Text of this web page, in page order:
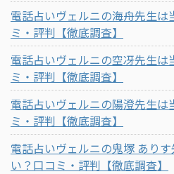
電話占いヴェルニの海舟先生は
ミ・評判【徹底調査】
電話占いヴェルニの空冴先生は
ミ・評判【徹底調査】
電話占いヴェルニの陽澄先生は
ミ・評判【徹底調査】
電話占いヴェルニの鬼塚 あり
い？口コミ・評判【徹底調査】